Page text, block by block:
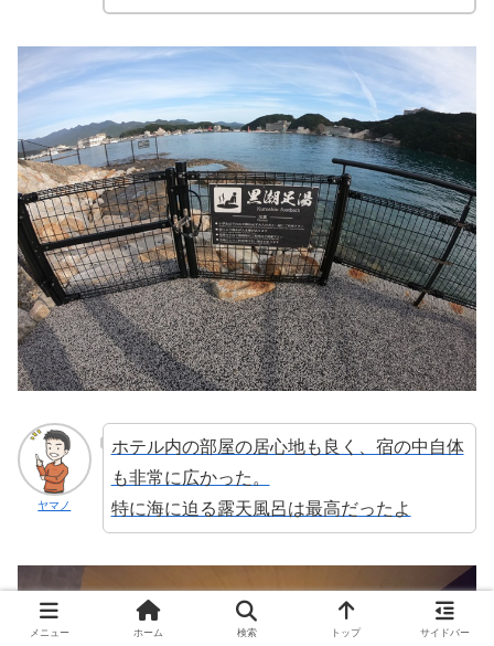
ヤマノ
ホテル内の部屋の居心地も良く、宿の中自体
も非常に広かった。
特に海に迫る露天風呂は最高だったよ
メニュー ホーム 検索 トップ サイドバー